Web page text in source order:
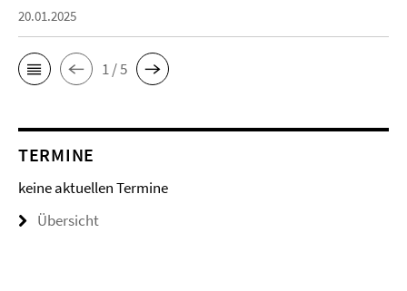
20.01.2025
1 / 5
TERMINE
keine aktuellen Termine
Übersicht